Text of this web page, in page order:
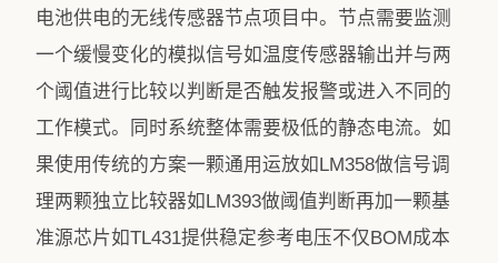
电池供电的无线传感器节点项目中。节点需要监测
一个缓慢变化的模拟信号如温度传感器输出并与两
个阈值进行比较以判断是否触发报警或进入不同的
工作模式。同时系统整体需要极低的静态电流。如
果使用传统的方案一颗通用运放如LM358做信号调
理两颗独立比较器如LM393做阈值判断再加一颗基
准源芯片如TL431提供稳定参考电压不仅BOM成本